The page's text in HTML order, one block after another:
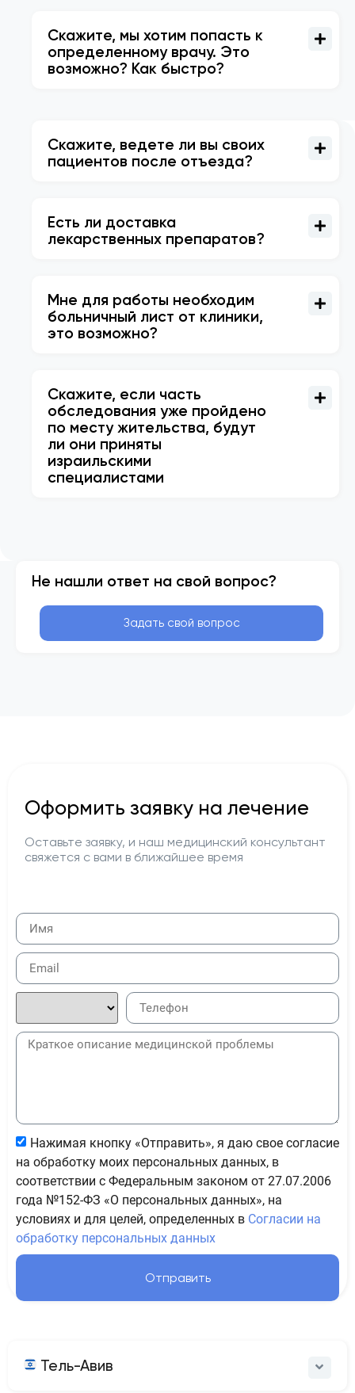
Скажите, мы хотим попасть к
определенному врачу. Это
возможно? Как быстро?
Скажите, ведете ли вы своих
пациентов после отъезда?
Есть ли доставка
лекарственных препаратов?
Мне для работы необходим
больничный лист от клиники,
это возможно?
Скажите, если часть
обследования уже пройдено
по месту жительства, будут
ли они приняты
израильскими
специалистами
Не нашли ответ на свой вопрос?
Задать свой вопрос
Оформить заявку на лечение
Оставьте заявку, и наш медицинский консультант
свяжется с вами в ближайшее время
Нажимая кнопку «Отправить», я даю свое согласие
на обработку моих персональных данных, в
соответствии с Федеральным законом от 27.07.2006
года №152-ФЗ «О персональных данных», на
условиях и для целей, определенных в Согласии на
обработку персональных данных
Отправить
Тель-Авив